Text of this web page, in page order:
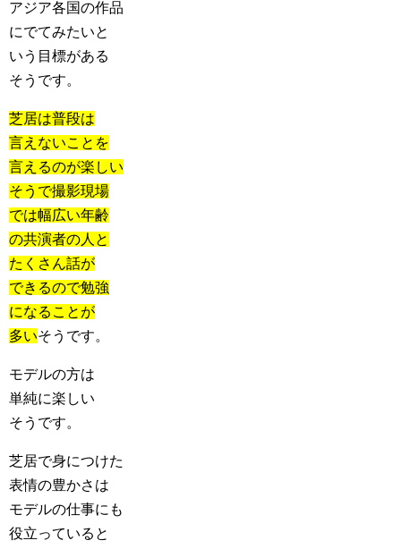
アジア各国の作品
にでてみたいと
いう目標がある
そうです。
芝居は普段は
言えないことを
言えるのが楽しい
そうで撮影現場
では幅広い年齢
の共演者の人と
たくさん話が
できるので勉強
になることが
多いそうです。
モデルの方は
単純に楽しい
そうです。
芝居で身につけた
表情の豊かさは
モデルの仕事にも
役立っていると